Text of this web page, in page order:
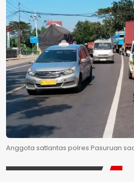
Anggota satlantas polres Pasuruan